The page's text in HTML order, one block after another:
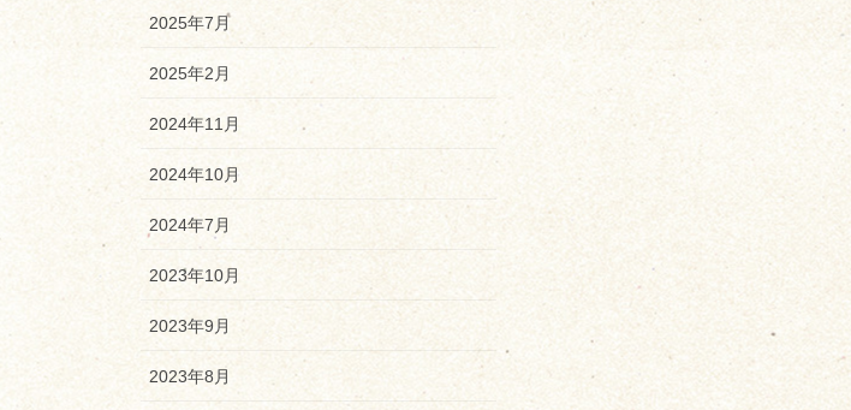
2025年7月
2025年2月
2024年11月
2024年10月
2024年7月
2023年10月
2023年9月
2023年8月